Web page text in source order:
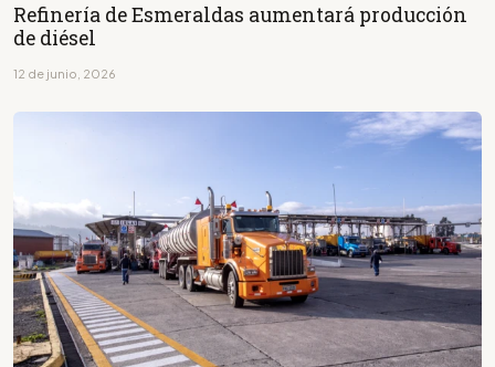
Refinería de Esmeraldas aumentará producción
de diésel
12 de junio, 2026